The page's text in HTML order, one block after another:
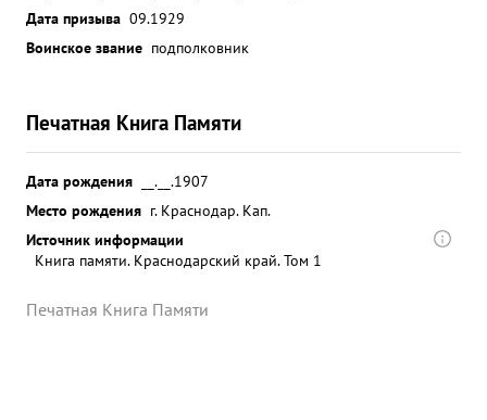
Дата призыва 09.1929
Воинское звание подполковник
Печатная Книга Памяти
Дата рождения
__.__.1907
Место рождения г. Краснодар. Кап.
Источник информации
Книга памяти. Краснодарский край. Том 1
Печатная Книга Памяти